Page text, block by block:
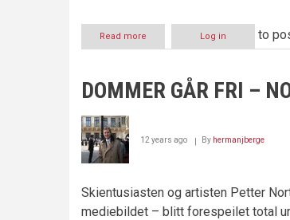
Read more
Norsk
viktigere
Log in to
DOMMER GÅR FRI –
12 years ago By hermanjberge
Skientusiasten og artisten Petter
mediebildet – blitt forespeilet total